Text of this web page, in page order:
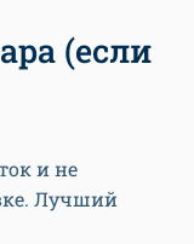
(если
и не
Лучший